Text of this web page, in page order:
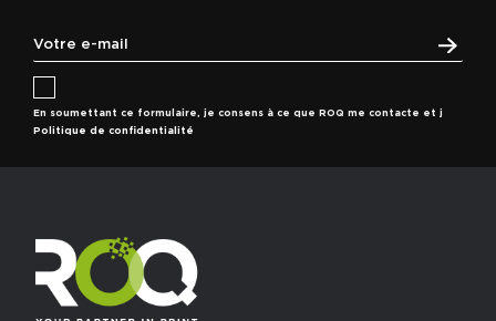
En soumettant ce formulaire, je consens à ce que ROQ me contacte et j
Politique de confidentialité